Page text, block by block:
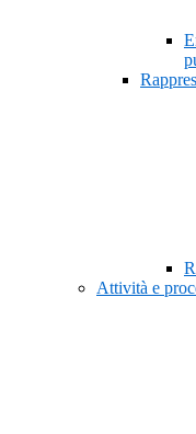
Attività e